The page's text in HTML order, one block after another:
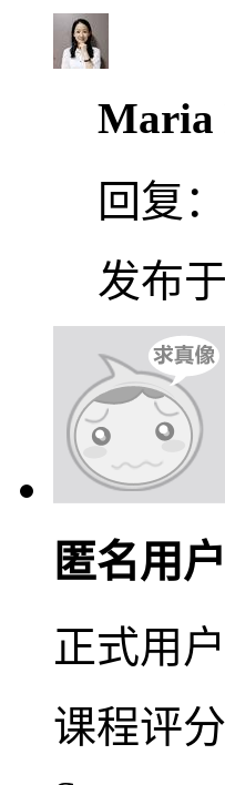
回复：
发布
匿名用户
正式用户
课程评分